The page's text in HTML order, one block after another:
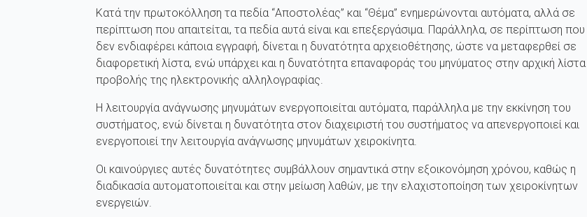
Κατά την πρωτοκόλληση τα πεδία “Αποστολέας” και “Θέμα” ενημερώνονται αυτόματα, αλλά σε
περίπτωση που απαιτείται, τα πεδία αυτά είναι και επεξεργάσιμα. Παράλληλα, σε περίπτωση που
δεν ενδιαφέρει κάποια εγγραφή, δίνεται η δυνατότητα αρχειοθέτησης, ώστε να μεταφερθεί σε
διαφορετική λίστα, ενώ υπάρχει και η δυνατότητα επαναφοράς του μηνύματος στην αρχική λίστα
προβολής της ηλεκτρονικής αλληλογραφίας.
Η λειτουργία ανάγνωσης μηνυμάτων ενεργοποιείται αυτόματα, παράλληλα με την εκκίνηση του
συστήματος, ενώ δίνεται η δυνατότητα στον διαχειριστή του συστήματος να απενεργοποιεί και
ενεργοποιεί την λειτουργία ανάγνωσης μηνυμάτων χειροκίνητα.
Οι καινούργιες αυτές δυνατότητες συμβάλλουν σημαντικά στην εξοικονόμηση χρόνου, καθώς η
διαδικασία αυτοματοποιείται και στην μείωση λαθών, με την ελαχιστοποίηση των χειροκίνητων
ενεργειών.